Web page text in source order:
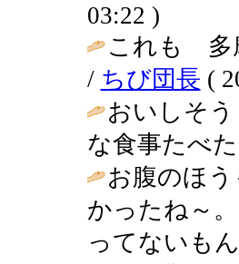
03:22 )
これも 多
/ ちび団長 (
おいしそ
な食事たべ
お腹のほ
かったね～
ってないも